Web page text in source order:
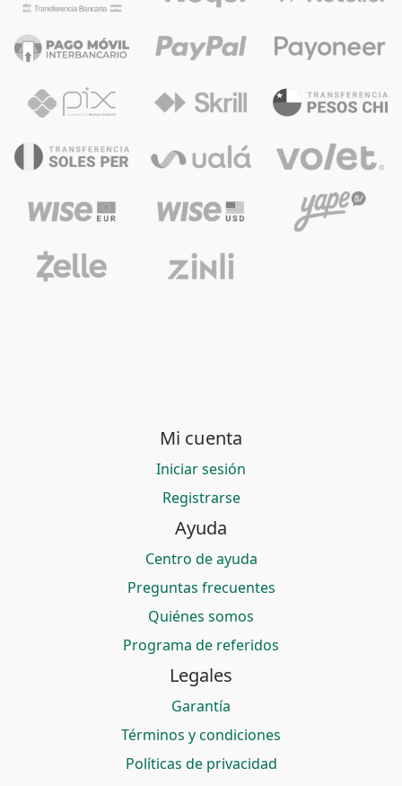
Mi cuenta
Iniciar sesión
Registrarse
Ayuda
Centro de ayuda
Preguntas frecuentes
Quiénes somos
Programa de referidos
Legales
Garantía
Términos y condiciones
Políticas de privacidad